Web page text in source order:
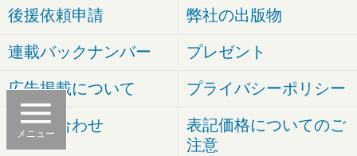
メニュー
後援依頼申請 弊社の出版物
連載バックナンバー プレゼント
広告掲載について プライバシーポリシー
お問い合わせ
表記価格についてのご
注意